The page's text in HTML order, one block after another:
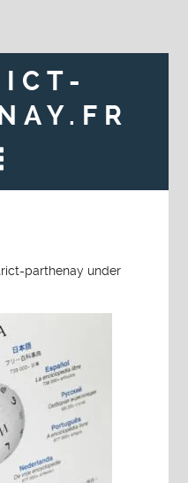
parthenay under